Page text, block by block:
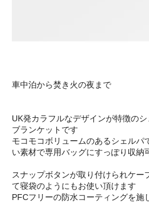
車中泊から焚き火の夜まで
UK発カラフルなデザインが特徴の
ブランケットです
モコモコボリュームのあるシェルパ
い素材で専用バッグにすっぽり収納
スナップボタンが取り付けられケー
て寝袋のようにもお使い頂けます
PFCフリーの防水コーティングを施